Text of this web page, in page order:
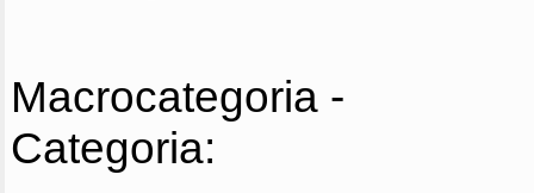
Macrocategoria -
Categoria: